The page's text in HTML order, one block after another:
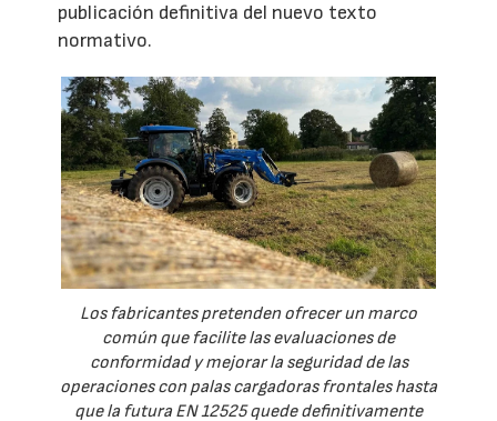
publicación definitiva del nuevo texto
normativo.
Los fabricantes pretenden ofrecer un marco
común que facilite las evaluaciones de
conformidad y mejorar la seguridad de las
operaciones con palas cargadoras frontales hasta
que la futura EN 12525 quede definitivamente